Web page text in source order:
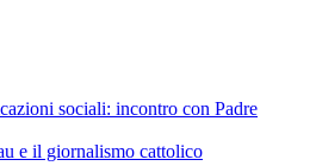
sociali: incontro con Padre
e il giornalismo cattolico